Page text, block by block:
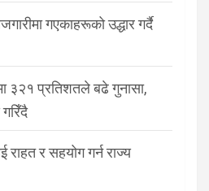
गएकाहरूको उद्धार गर्दै
३२१ प्रतिशतले बढे गुनासा,
राहत र सहयोग गर्न राज्य